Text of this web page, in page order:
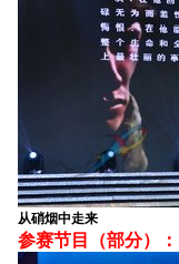
从硝烟中走来
参赛节目（部分）：